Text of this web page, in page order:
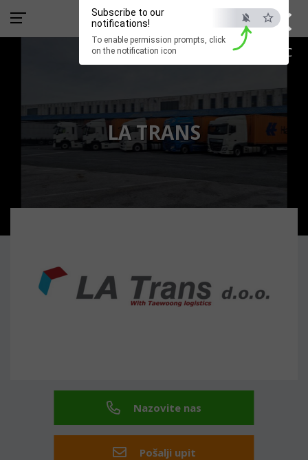
×
ESC
Subscribe to our
notifications!
To enable permission prompts, click
on the notification icon
LA TRANS
Nazovite nas
Pošalji upit